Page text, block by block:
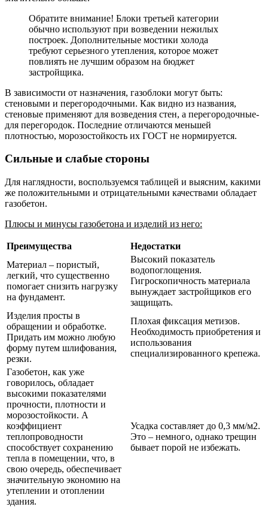
Обратите внимание! Блоки третьей категории
обычно используют при возведении нежилых
построек. Дополнительные мостики холода
требуют серьезного утепления, которое может
повлиять не лучшим образом на бюджет
застройщика.
В зависимости от назначения, газоблоки могут быть:
стеновыми и перегородочными. Как видно из названия,
стеновые применяют для возведения стен, а перегородочные-
для перегородок. Последние отличаются меньшей
плотностью, морозостойкость их ГОСТ не нормируется.
Сильные и слабые стороны
Для наглядности, воспользуемся таблицей и выясним, какими
же положительными и отрицательными качествами обладает
газобетон.
Плюсы и минусы газобетона и изделий из него:
Преимущества
Недостатки
Материал – пористый,
легкий, что существенно
помогает снизить нагрузку
на фундамент.
Высокий показатель
водопоглощения.
Гигроскопичность материала
вынуждает застройщиков его
защищать.
Изделия просты в
обращении и обработке.
Придать им можно любую
форму путем шлифования,
резки.
Плохая фиксация метизов.
Необходимость приобретения и
использования
специализированного крепежа.
Газобетон, как уже
говорилось, обладает
высокими показателями
прочности, плотности и
морозостойкости. А
коэффициент
теплопроводности
способствует сохранению
тепла в помещении, что, в
свою очередь, обеспечивает
значительную экономию на
утеплении и отоплении
здания.
Усадка составляет до 0,3 мм/м2.
Это – немного, однако трещин
бывает порой не избежать.